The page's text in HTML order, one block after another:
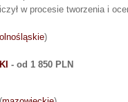
w procesie tworzenia i
)
- od 1 850 PLN